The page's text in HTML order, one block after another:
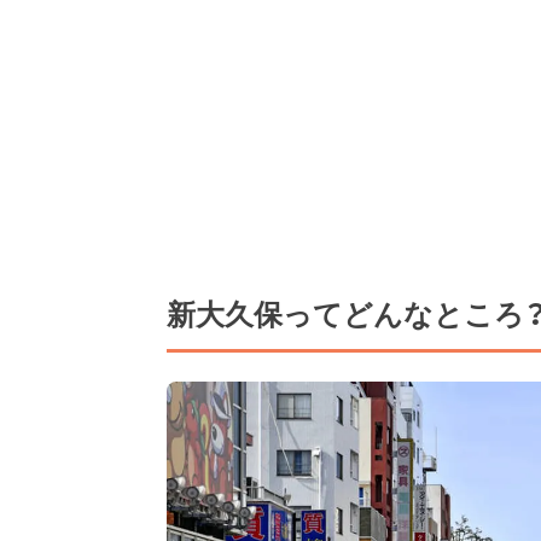
新大久保ってどんなところ